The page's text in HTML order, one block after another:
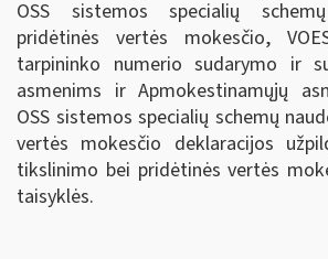
OSS sistemos specialių
pridėtinės vertės mokesčio,
tarpininko numerio sudarymo ir
asmenims ir Apmokestinamųjų
OSS sistemos specialių schemų
vertės mokesčio deklaracijos
tikslinimo bei pridėtinės vertės
taisyklės.